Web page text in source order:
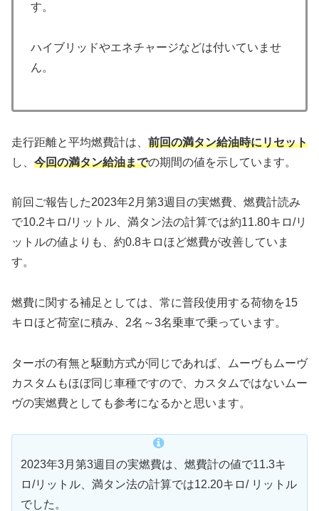
す。
ハイブリッドやエネチャージなどは付いていませ
ん。
走行距離と平均燃費計は、 前回の満タン給油時にリセット
し、 今回の満タン給油までの期間の値を示しています。
前回ご報告した2023年2月第3週目の実燃費、燃費計読み
で10.2キロ/リットル、満タン法の計算では約11.80キロ/リ
ットルの値よりも、約0.8キロほど燃費が改善していま
す。
燃費に関する補足としては、常に普段使用する荷物を15
キロほど荷室に積み、2名～3名乗車で乗っています。
ターボの有無と駆動方式が同じであれば、ムーヴもムーヴ
カスタムもほぼ同じ車種ですので、カスタムではないムー
ヴの実燃費としても参考になるかと思います。
2023年3月第3週目の実燃費は、燃費計の値で11.3キ
ロ/リットル、満タン法の計算では12.20キロ/ リットル
でした。